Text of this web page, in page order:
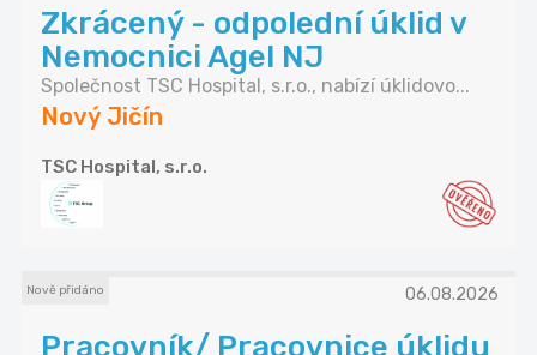
Zkrácený - odpolední úklid v
Nemocnici Agel NJ
Společnost TSC Hospital, s.r.o., nabízí úklidovo...
Nový Jičín
TSC Hospital, s.r.o.
Nově přidáno 06.08.2026